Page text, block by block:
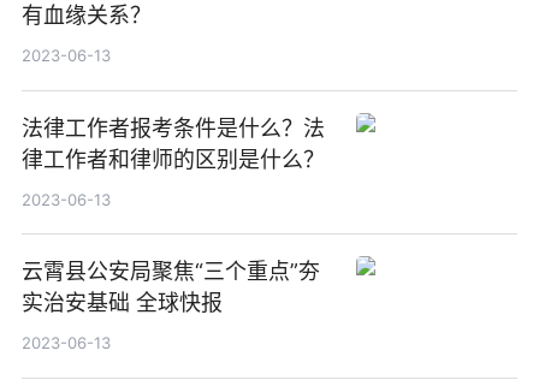
有血缘关系？
2023-06-13
法律工作者报考条件是什么？法
律工作者和律师的区别是什么？
2023-06-13
云霄县公安局聚焦“三个重点”夯
实治安基础 全球快报
2023-06-13